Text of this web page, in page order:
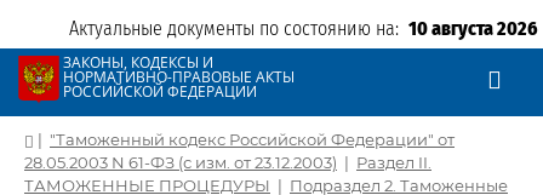
Актуальные документы по состоянию на: 10 августа 2026
ЗАКОНЫ, КОДЕКСЫ И
НОРМАТИВНО-ПРАВОВЫЕ АКТЫ
РОССИЙСКОЙ ФЕДЕРАЦИИ
| "Таможенный кодекс Российской Федерации" от
28.05.2003 N 61-ФЗ (с изм. от 23.12.2003) | Раздел II.
ТАМОЖЕННЫЕ ПРОЦЕДУРЫ | Подраздел 2. Таможенные